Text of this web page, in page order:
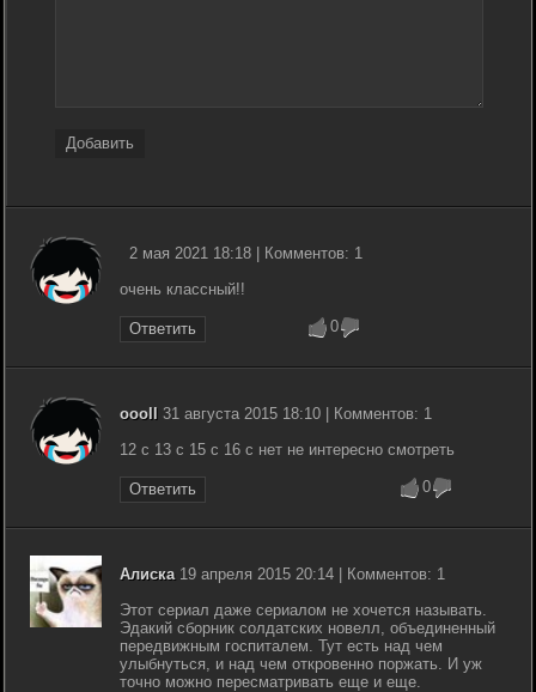
Добавить
2 мая 2021 18:18 | Комментов: 1
очень классный!!
Ответить 0
oooll 31 августа 2015 18:10 | Комментов: 1
12 с 13 с 15 с 16 с нет не интересно смотреть
Ответить 0
Алиска19 апреля 2015 20:14 | Комментов: 1
Этот сериал даже сериалом не хочется называть.
Эдакий сборник солдатских новелл, объединенный
передвижным госпиталем. Тут есть над чем
улыбнуться, и над чем откровенно поржать. И уж
точно можно пересматривать еще и еще.